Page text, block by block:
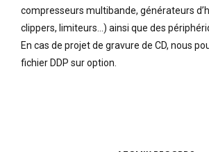
compresseurs multibande, générateurs
clippers, limiteurs…) ainsi que des
En cas de projet de gravure de CD, nous
fichier DDP sur option.